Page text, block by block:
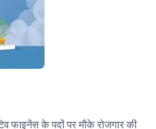
फाइनेंस के पदों पर मौके रोजगार की